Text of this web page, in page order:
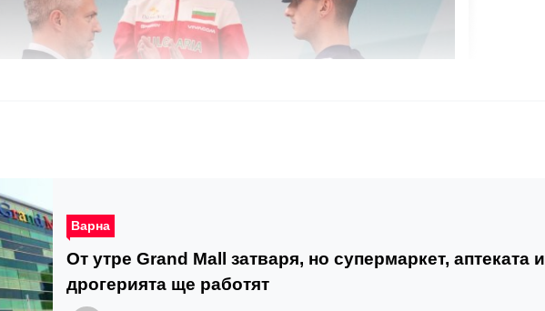
Варна
От утре Grand Mall затваря, но супермаркет, аптеката и
дрогерията ще работят